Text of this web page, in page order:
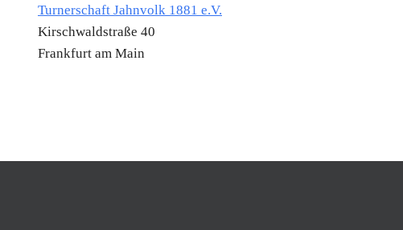
Turnerschaft Jahnvolk 1881 e.V.
Kirschwaldstraße 40
Frankfurt am Main